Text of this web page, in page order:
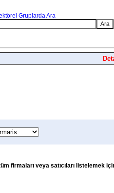
Gruplarda Ara
firmaları veya satıcıları listelemek